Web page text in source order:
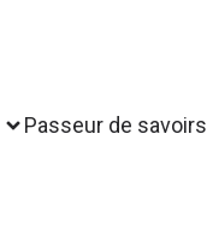
Passeur de savoirs